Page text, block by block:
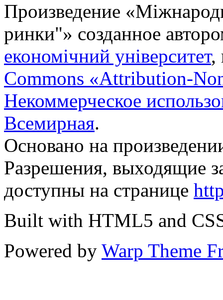
Произведение «
ринки"» созданное
економічний університет,
Commons «Attribution-
Некоммерческое
Всемирная.
Основано на
Разрешения, выходящие
доступны на странице
Built with HTML5 and
Powered by Warp Theme